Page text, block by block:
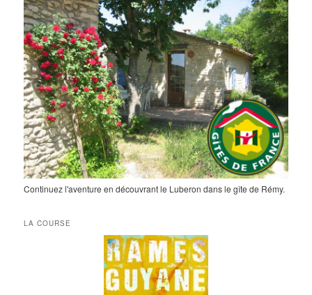
Continuez l'aventure en découvrant le Luberon dans le gîte de Rémy.
LA COURSE